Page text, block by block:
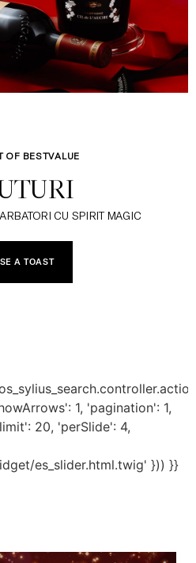
OF BESTVALUE
CU SPIRIT MAGIC
A TOAST
1, 'pagination': 1,
20, 'perSlide': 4,
es_slider.html.twig' })) }}